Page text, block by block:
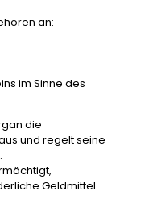
an:
im Sinne des
die
und regelt seine
Geldmittel